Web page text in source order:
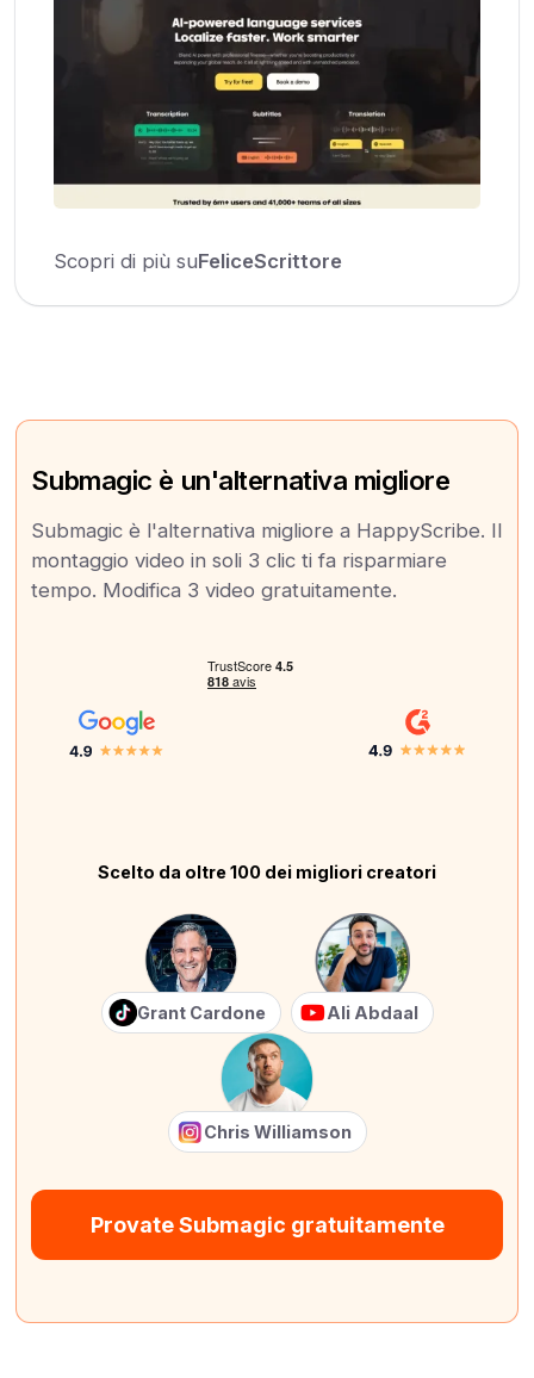
Scopri di più suFeliceScrittore
Submagic è un'alternativa migliore
Submagic è l'alternativa migliore a HappyScribe. Il
montaggio video in soli 3 clic ti fa risparmiare
tempo. Modifica 3 video gratuitamente.
Scelto da oltre 100 dei migliori creatori
Grant Cardone Ali Abdaal
Chris Williamson
Provate Submagic gratuitamente